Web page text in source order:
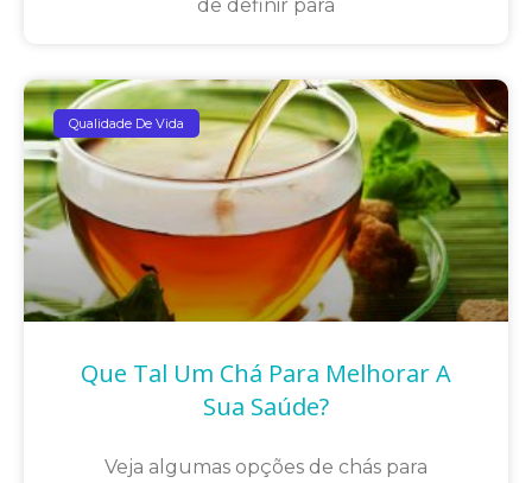
de definir para
Qualidade De Vida
Que Tal Um Chá Para Melhorar A
Sua Saúde?
Veja algumas opções de chás para